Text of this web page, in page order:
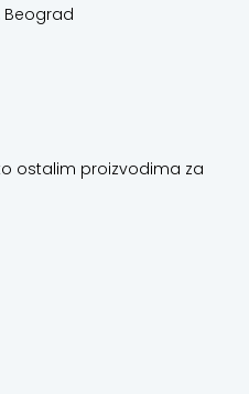
Beograd
ostalim proizvodima za